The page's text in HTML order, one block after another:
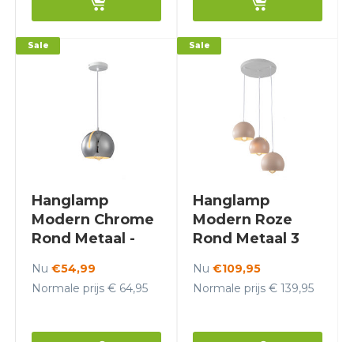
Hanglamp
Modern Chrome
Rond Metaal -
Balbano
Sale
Nu €54,99
Normale prijs € 64,95
Hanglamp
Modern Roze
Rond Metaal 3
Aino
Sale
Nu €109,95
Normale prijs € 139,95